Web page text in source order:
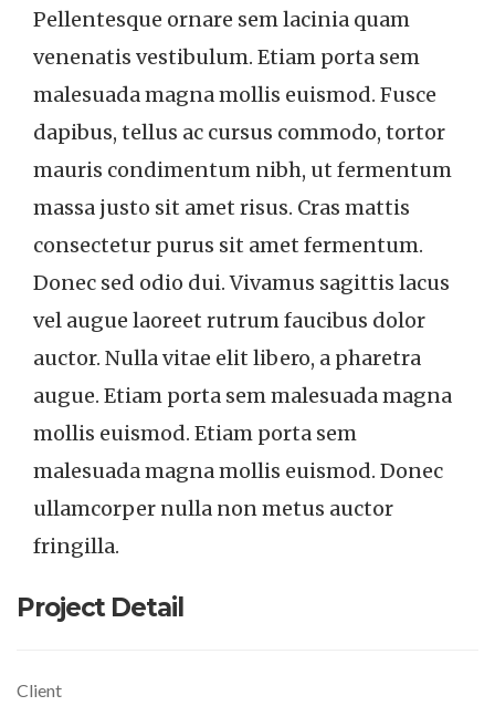
Pellentesque ornare sem lacinia quam
venenatis vestibulum. Etiam porta sem
malesuada magna mollis euismod. Fusce
dapibus, tellus ac cursus commodo, tortor
mauris condimentum nibh, ut fermentum
massa justo sit amet risus. Cras mattis
consectetur purus sit amet fermentum.
Donec sed odio dui. Vivamus sagittis lacus
vel augue laoreet rutrum faucibus dolor
auctor. Nulla vitae elit libero, a pharetra
augue. Etiam porta sem malesuada magna
mollis euismod. Etiam porta sem
malesuada magna mollis euismod. Donec
ullamcorper nulla non metus auctor
fringilla.
Project Detail
Client